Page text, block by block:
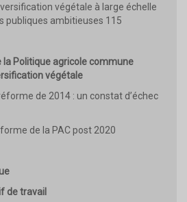
végétale à large échelle
publiques ambitieuses 115
la Politique agricole commune
végétale
de 2014 : un constat d’échec
de la PAC post 2020
de travail